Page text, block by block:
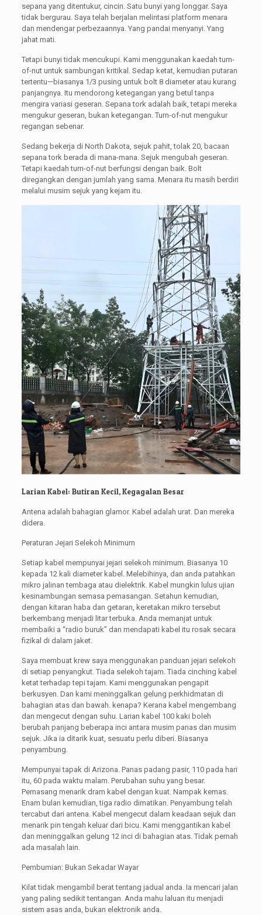
sepana yang ditentukur, cincin. Satu bunyi yang longgar. Saya
tidak bergurau. Saya telah berjalan melintasi platform menara
dan mendengar perbezaannya. Yang pandai menyanyi. Yang
jahat mati.
Tetapi bunyi tidak mencukupi. Kami menggunakan kaedah turn-
of-nut untuk sambungan kritikal. Sedap ketat, kemudian putaran
tertentu—biasanya 1/3 pusing untuk bolt 8 diameter atau kurang
panjangnya. Itu mendorong ketegangan yang betul tanpa
mengira variasi geseran. Sepana tork adalah baik, tetapi mereka
mengukur geseran, bukan ketegangan. Turn-of-nut mengukur
regangan sebenar.
Sedang bekerja di North Dakota, sejuk pahit, tolak 20, bacaan
sepana tork berada di mana-mana. Sejuk mengubah geseran.
Tetapi kaedah turn-of-nut berfungsi dengan baik. Bolt
diregangkan dengan jumlah yang sama. Menara itu masih berdiri
melalui musim sejuk yang kejam itu.
Larian Kabel: Butiran Kecil, Kegagalan Besar
Antena adalah bahagian glamor. Kabel adalah urat. Dan mereka
didera.
Peraturan Jejari Selekoh Minimum
Setiap kabel mempunyai jejari selekoh minimum. Biasanya 10
kepada 12 kali diameter kabel. Melebihinya, dan anda patahkan
mikro jalinan tembaga atau dielektrik. Kabel mungkin lulus ujian
kesinambungan semasa pemasangan. Setahun kemudian,
dengan kitaran haba dan getaran, keretakan mikro tersebut
berkembang menjadi litar terbuka. Anda memanjat untuk
membaiki a “radio buruk” dan mendapati kabel itu rosak secara
fizikal di dalam jaket.
Saya membuat krew saya menggunakan panduan jejari selekoh
di setiap penyangkut. Tiada selekoh tajam. Tiada cinching kabel
ketat terhadap tepi tajam. Kami menggunakan pengapit
berkusyen. Dan kami meninggalkan gelung perkhidmatan di
bahagian atas dan bawah. kenapa? Kerana kabel mengembang
dan mengecut dengan suhu. Larian kabel 100 kaki boleh
berubah panjang beberapa inci antara musim panas dan musim
sejuk. Jika ia ditarik kuat, sesuatu perlu diberi. Biasanya
penyambung.
Mempunyai tapak di Arizona. Panas padang pasir, 110 pada hari
itu, 60 pada waktu malam. Perubahan suhu yang besar.
Pemasang menarik dram kabel dengan kuat. Nampak kemas.
Enam bulan kemudian, tiga radio dimatikan. Penyambung telah
tercabut dari antena. Kabel mengecut dalam keadaan sejuk dan
menarik pin tengah keluar dari bicu. Kami menggantikan kabel
dan meninggalkan gelung 12 inci di bahagian atas. Tidak pernah
ada masalah lain.
Pembumian: Bukan Sekadar Wayar
Kilat tidak mengambil berat tentang jadual anda. Ia mencari jalan
yang paling sedikit tentangan. Anda mahu laluan itu menjadi
sistem asas anda, bukan elektronik anda.